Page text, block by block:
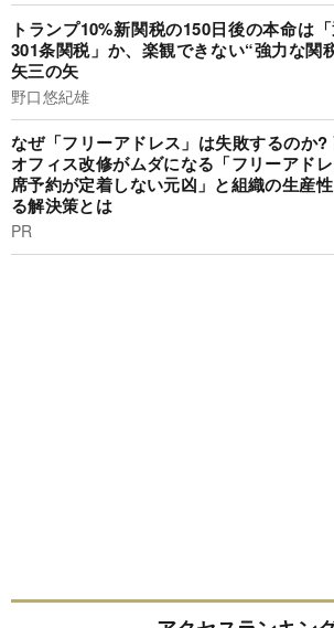
トランプ10%新関税の150日後の本命は
301条関税」か、楽観できない“強力な関
矢三の矢
野口悠紀雄
なぜ「フリーアドレス」は失敗するのか?
オフィス改修がムダになる「フリーアド
席予約が定着しない元凶」と組織の生産
る解決策とは
PR